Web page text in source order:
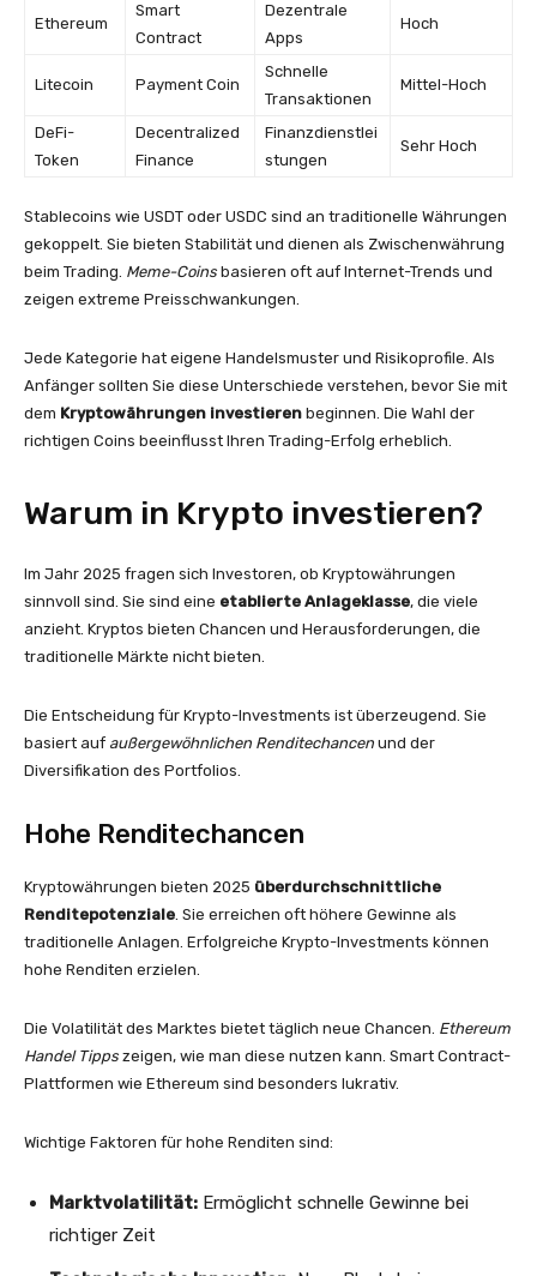
Ethereum
Smart
Contract
Dezentrale
Apps
Hoch
Litecoin Payment Coin
Schnelle
Transaktionen
Mittel-Hoch
DeFi-
Token
Decentralized
Finance
Finanzdienstlei
stungen
Sehr Hoch
Stablecoins wie USDT oder USDC sind an traditionelle Währungen
gekoppelt. Sie bieten Stabilität und dienen als Zwischenwährung
beim Trading. Meme-Coins basieren oft auf Internet-Trends und
zeigen extreme Preisschwankungen.
Jede Kategorie hat eigene Handelsmuster und Risikoprofile. Als
Anfänger sollten Sie diese Unterschiede verstehen, bevor Sie mit
dem Kryptowährungen investieren beginnen. Die Wahl der
richtigen Coins beeinflusst Ihren Trading-Erfolg erheblich.
Warum in Krypto investieren?
Im Jahr 2025 fragen sich Investoren, ob Kryptowährungen
sinnvoll sind. Sie sind eine etablierte Anlageklasse, die viele
anzieht. Kryptos bieten Chancen und Herausforderungen, die
traditionelle Märkte nicht bieten.
Die Entscheidung für Krypto-Investments ist überzeugend. Sie
basiert auf außergewöhnlichen Renditechancen und der
Diversifikation des Portfolios.
Hohe Renditechancen
Kryptowährungen bieten 2025 überdurchschnittliche
Renditepotenziale. Sie erreichen oft höhere Gewinne als
traditionelle Anlagen. Erfolgreiche Krypto-Investments können
hohe Renditen erzielen.
Die Volatilität des Marktes bietet täglich neue Chancen. Ethereum
Handel Tipps zeigen, wie man diese nutzen kann. Smart Contract-
Plattformen wie Ethereum sind besonders lukrativ.
Wichtige Faktoren für hohe Renditen sind:
Marktvolatilität: Ermöglicht schnelle Gewinne bei
richtiger Zeit